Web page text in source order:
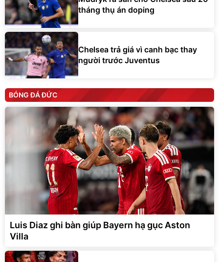
tháng thụ án doping
Chelsea trả giá vì canh bạc thay
người trước Juventus
BÓNG ĐÁ ĐỨC
Luis Diaz ghi bàn giúp Bayern hạ gục Aston
Villa